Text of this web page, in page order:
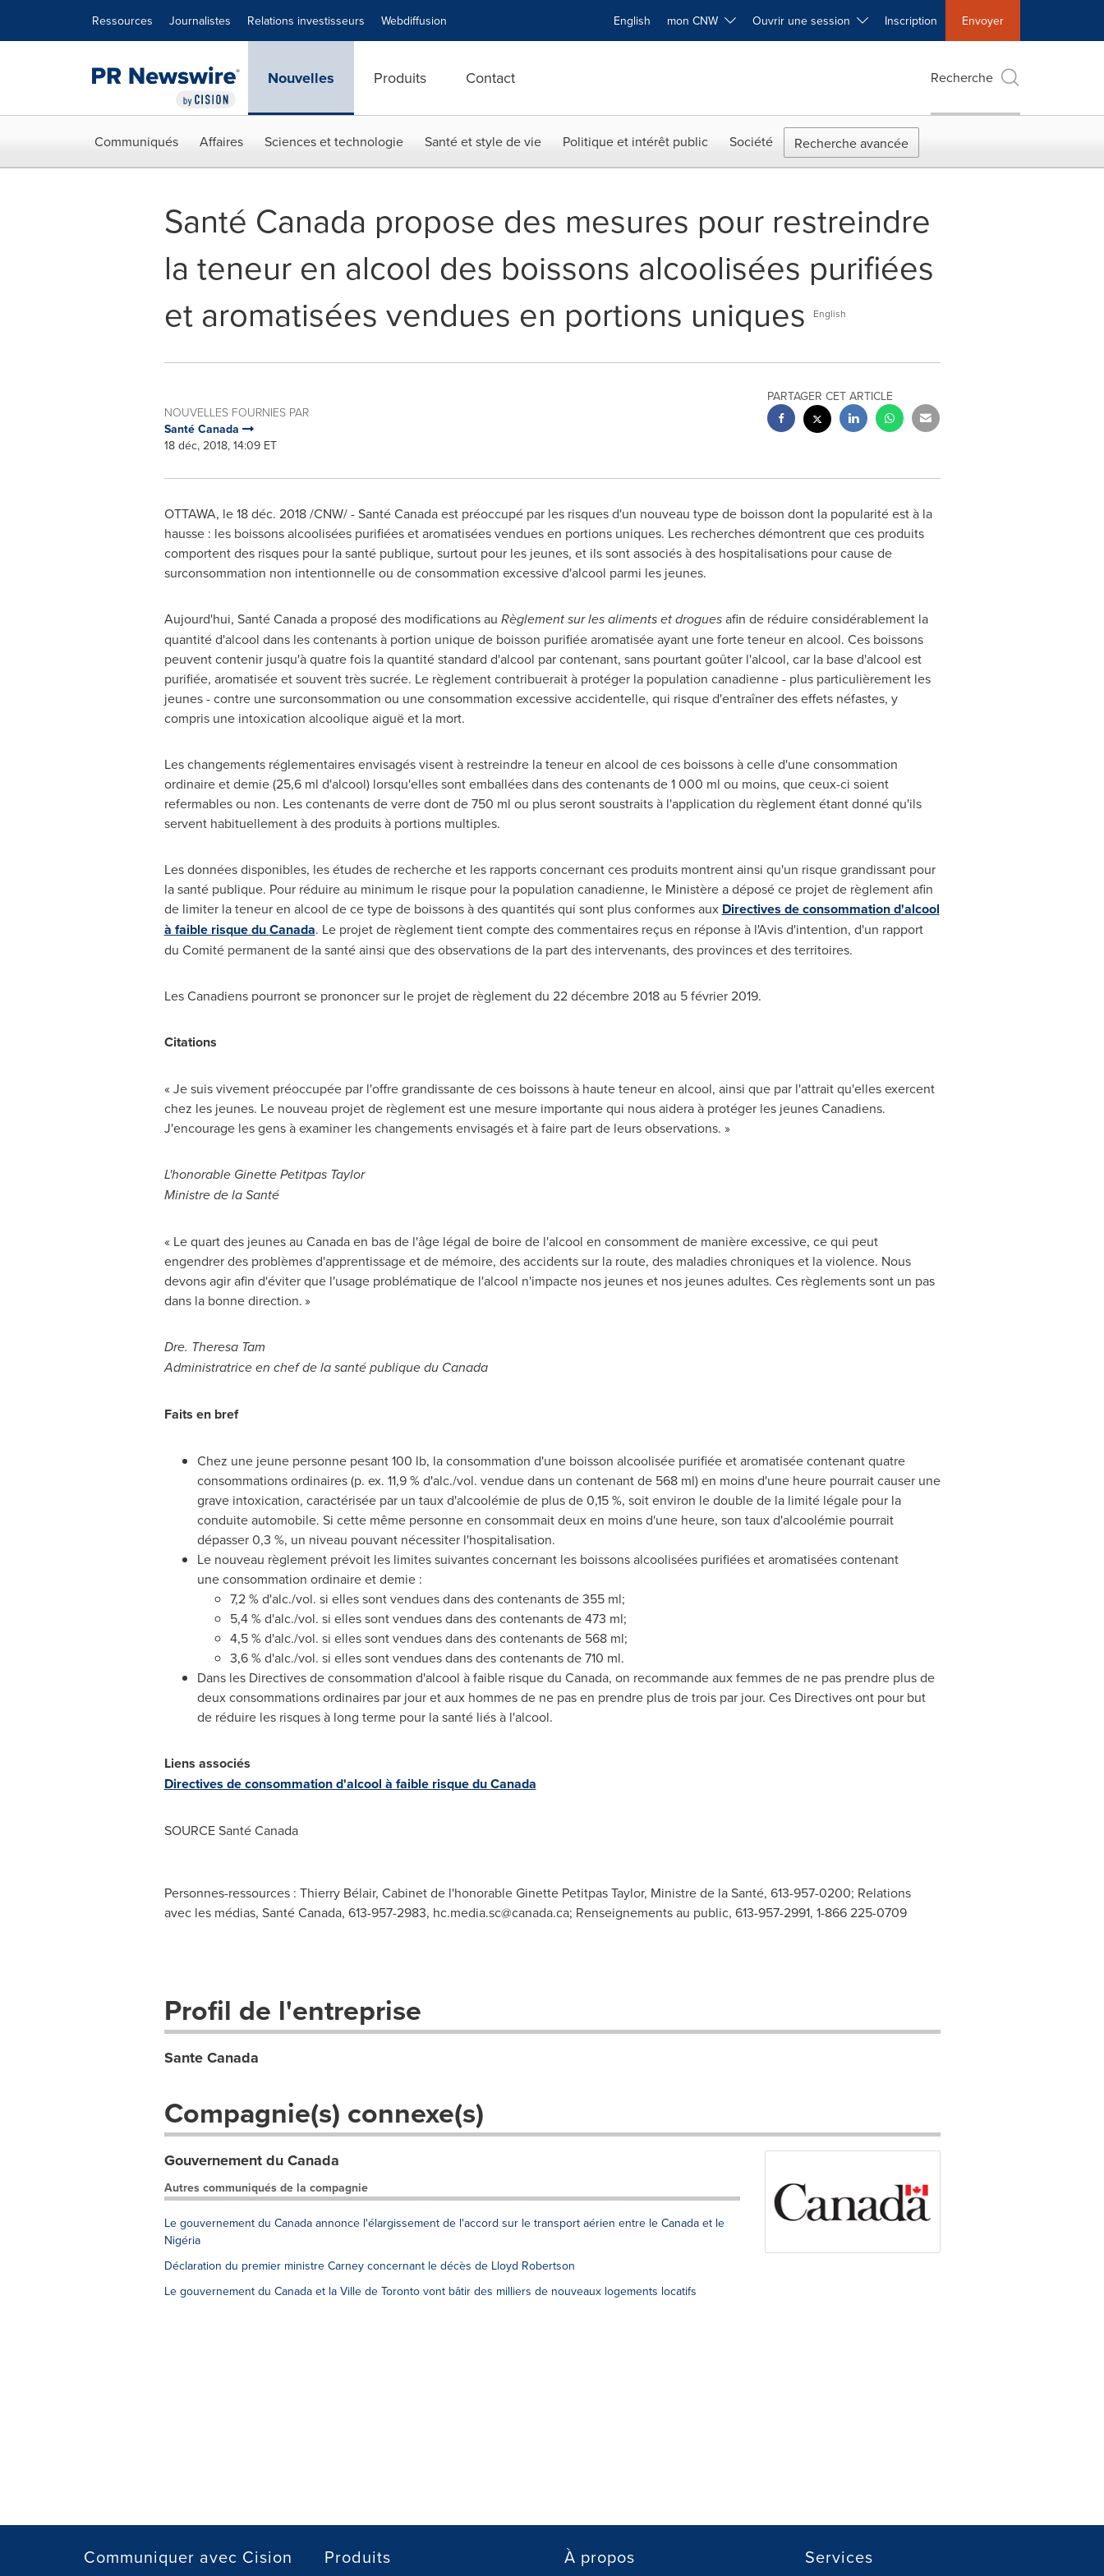
Ressources Journalistes Relations investisseurs Webdiffusion English mon CNW Ouvrir une session Inscription Envoyer
Nouvelles Produits Contact Recherche
Communiqués Affaires Sciences et technologie Santé et style de vie Politique et intérêt public Société Recherche avancée
Santé Canada propose des mesures pour restreindre
la teneur en alcool des boissons alcoolisées purifiées
et aromatisées vendues en portions uniques
English
NOUVELLES FOURNIES PAR
Santé Canada
18 déc, 2018, 14:09 ET
PARTAGER CET ARTICLE
OTTAWA, le 18 déc. 2018 /CNW/ - SantéCanadaest préoccupé par les risques d'un nouveau type de boisson dont la popularité est à la
hausse : les boissons alcoolisées purifiées et aromatisées vendues en portions uniques. Les recherches démontrent que ces produits
comportent des risques pour la santé publique, surtout pour les jeunes, et ils sont associés à des hospitalisations pour cause de
surconsommation non intentionnelle ou de consommation excessive d'alcool parmi les jeunes.
Aujourd'hui, SantéCanadaa proposé des modifications au Règlement sur les aliments et droguesafin de réduire considérablement la
quantité d'alcool dans les contenants à portion unique de boisson purifiée aromatisée ayant une forteteneuren alcool. Ces boissons
peuvent contenir jusqu'à quatre fois la quantité standard d'alcool par contenant, sans pourtant goûter l'alcool, car la base d'alcool est
purifiée, aromatisée et souvent très sucrée. Le règlement contribuerait à protéger la population canadienne - plus particulièrement les
jeunes - contre une surconsommation ou une consommation excessive accidentelle, qui risque d'entraîner des effets néfastes, y
compris une intoxication alcoolique aiguë et la mort.
Les changements réglementaires envisagés visent à restreindre lateneuren alcool de ces boissons à celle d'une consommation
ordinaire et demie (25,6 ml d'alcool) lorsqu'elles sont emballées dans des contenants de 1 000 ml ou moins, que ceux-ci soient
refermables ou non. Les contenants de verre dont de 750 ml ou plus seront soustraits à l'application du règlement étant donné qu'ils
servent habituellement à des produits à portions multiples.
Les données disponibles, les études de recherche et les rapports concernant ces produits montrent ainsi qu'un risque grandissant pour
la santé publique. Pour réduire au minimum le risque pour la population canadienne, le Ministère a déposé ce projet de règlement afin
de limiter lateneuren alcool de ce type de boissons à des quantités qui sont plus conformes aux Directives de consommation d'alcool
à faible risque duCanada. Le projet de règlement tient compte des commentaires reçus en réponse à l'Avis d'intention, d'un rapport
du Comité permanent de la santé ainsi que des observations de la part des intervenants, des provinces et des territoires.
Les Canadiens pourront se prononcer sur le projet de règlement du 22 décembre 2018 au 5 février 2019.
Citations
« Je suis vivement préoccupée par l'offre grandissante de ces boissons à hauteteneuren alcool, ainsi que par l'attrait qu'elles exercent
chez les jeunes. Le nouveau projet de règlement est une mesure importante qui nous aidera à protéger les jeunes Canadiens.
J'encourage les gens à examiner les changements envisagés et à faire part de leurs observations. »
L'honorable Ginette Petitpas Taylor
Ministre de la Santé
« Le quart des jeunes au Canadaen bas de l'âge légal de boire de l'alcool en consomment de manière excessive, ce qui peut
engendrer des problèmes d'apprentissage et de mémoire, des accidents sur la route, des maladies chroniques et la violence. Nous
devons agir afin d'éviter que l'usage problématique de l'alcool n'impacte nos jeunes et nos jeunes adultes. Ces règlements sont un pas
dans la bonne direction. »
Dre. Theresa Tam
Administratrice en chef de la santé publique du Canada
Faits en bref
Chez une jeune personne pesant 100 lb, la consommation d'une boisson alcoolisée purifiée et aromatisée contenant quatre
consommations ordinaires (p. ex. 11,9 % d'alc./vol. vendue dans un contenant de 568 ml) en moins d'une heure pourrait causer une
grave intoxication, caractérisée par un taux d'alcoolémie de plus de 0,15 %, soit environ le double de la limité légale pour la
conduite automobile. Si cette même personne en consommait deux en moins d'une heure, son taux d'alcoolémie pourrait
dépasser 0,3 %, un niveau pouvant nécessiter l'hospitalisation.
Le nouveau règlement prévoit les limites suivantes concernant les boissons alcoolisées purifiées et aromatisées contenant
une consommation ordinaire et demie :
7,2 % d'alc./vol. si elles sont vendues dans des contenants de 355 ml;
5,4 % d'alc./vol. si elles sont vendues dans des contenants de 473 ml;
4,5 % d'alc./vol. si elles sont vendues dans des contenants de 568 ml;
3,6 % d'alc./vol. si elles sont vendues dans des contenants de 710 ml.
Dans les Directives de consommation d'alcool à faible risque du Canada, on recommande aux femmes de ne pas prendre plus de
deux consommations ordinaires par jour et aux hommes de ne pas en prendre plus de trois par jour. Ces Directives ont pour but
de réduire les risques à long terme pour la santé liés à l'alcool.
Liens associés
Directives de consommation d'alcool à faible risque duCanada
SOURCE SantéCanada
Personnes-ressources : Thierry Bélair, Cabinet de l'honorable Ginette Petitpas Taylor, Ministre de la Santé, 613-957-0200; Relations
avec les médias, Santé Canada, 613-957-2983, hc.media.sc@canada.ca; Renseignements au public, 613-957-2991, 1-866 225-0709
Profil de l'entreprise
Sante Canada
Compagnie(s) connexe(s)
Gouvernement du Canada
Autres communiqués de la compagnie
Le gouvernement du Canada annonce l'élargissement de l'accord sur le transport aérien entre le Canada et le
Nigéria
Déclaration du premier ministre Carney concernant le décès de Lloyd Robertson
Le gouvernement du Canada et la Ville de Toronto vont bâtir des milliers de nouveaux logements locatifs
Communiquer avec Cision Produits À propos Services